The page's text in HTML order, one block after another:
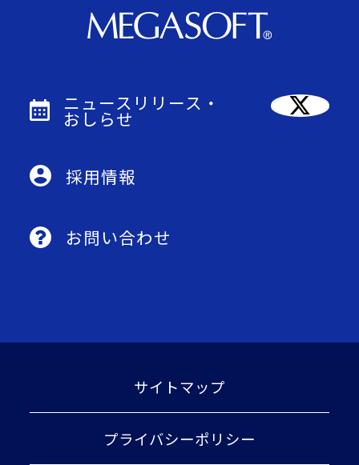
ニュースリリース・
おしらせ
採用情報
お問い合わせ
サイトマップ
プライバシーポリシー